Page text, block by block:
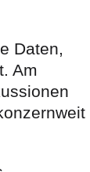
Daten,
Am